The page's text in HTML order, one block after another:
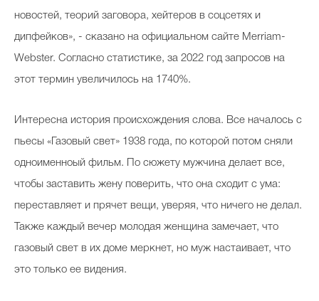
новостей, теорий заговора, хейтеров в соцсетях и
дипфейков», - сказано на официальном сайте Merriam-
Webster. Согласно статистике, за 2022 год запросов на
этот термин увеличилось на 1740%.
Интересна история происхождения слова. Все началось с
пьесы «Газовый свет» 1938 года, по которой потом сняли
одноименноый фильм. По сюжету мужчина делает все,
чтобы заставить жену поверить, что она сходит с ума:
переставляет и прячет вещи, уверяя, что ничего не делал.
Также каждый вечер молодая женщина замечает, что
газовый свет в их доме меркнет, но муж настаивает, что
это только ее видения.